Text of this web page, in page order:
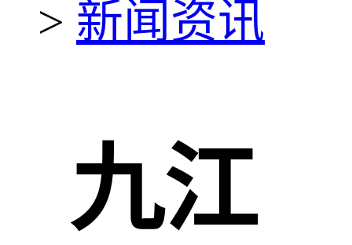
> 新闻资讯
九江